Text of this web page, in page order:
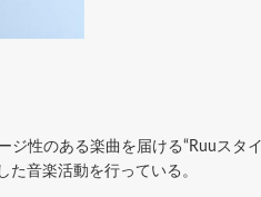
性のある楽曲を届ける“Ruuスタイ
音楽活動を行っている。